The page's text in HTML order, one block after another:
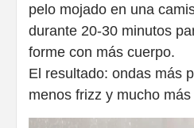
pelo mojado en una
durante 20-30 minutos
forme con más cuerpo.
El resultado: ondas más
menos frizz y mucho